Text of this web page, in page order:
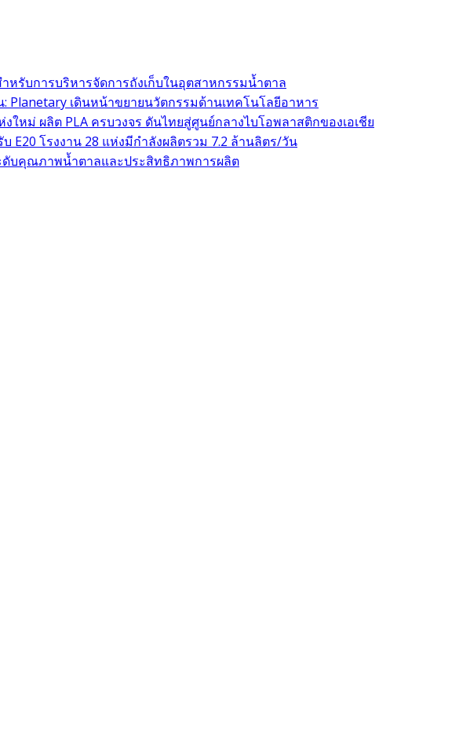
หรับการบริหารจัดการถังเก็บในอุตสาหกรรมน้ำตาล
Planetary เดินหน้าขยายนวัตกรรมด้านเทคโนโลยีอาหาร
งใหม่ ผลิต PLA ครบวงจร ดันไทยสู่ศูนย์กลางไบโอพลาสติกของเอเชีย
E20 โรงงาน 28 แห่งมีกำลังผลิตรวม 7.2 ล้านลิตร/วัน
ดับคุณภาพน้ำตาลและประสิทธิภาพการผลิต